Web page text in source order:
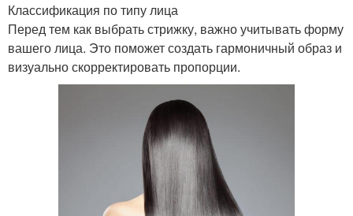
Классификация по типу лица
Перед тем как выбрать стрижку, важно учитывать форму
вашего лица. Это поможет создать гармоничный образ и
визуально скорректировать пропорции.